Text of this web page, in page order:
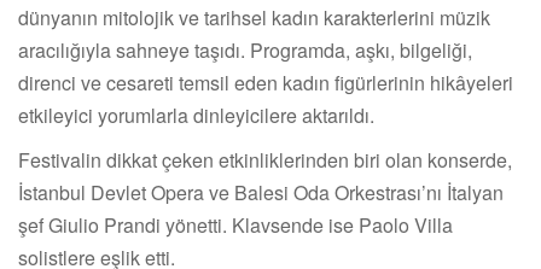
dünyanın mitolojik ve tarihsel kadın karakterlerini müzik
aracılığıyla sahneye taşıdı. Programda, aşkı, bilgeliği,
direnci ve cesareti temsil eden kadın figürlerinin hikâyeleri
etkileyici yorumlarla dinleyicilere aktarıldı.
Festivalin dikkat çeken etkinliklerinden biri olan konserde,
İstanbul Devlet Opera ve Balesi Oda Orkestrası’nı İtalyan
şef Giulio Prandi yönetti. Klavsende ise Paolo Villa
solistlere eşlik etti.